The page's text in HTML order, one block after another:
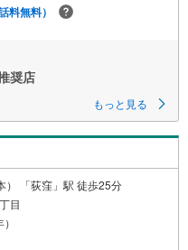
料無料）
奨店
もっと見る
） 「荻窪」駅 徒歩25分
目